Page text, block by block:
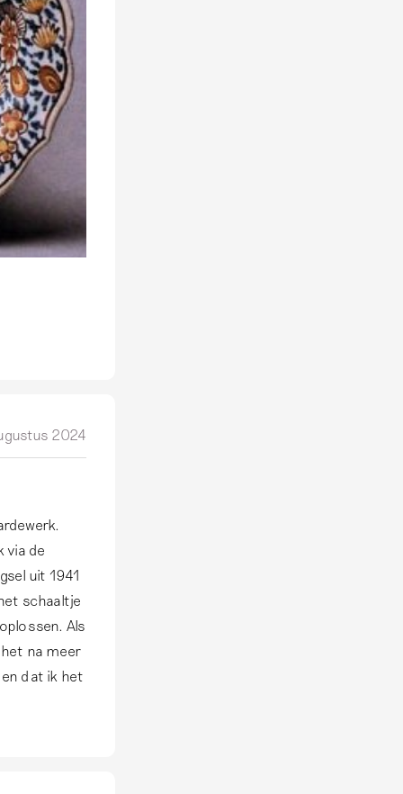
2024
via de
uit 1941
schaaltje
Als
na meer
dat ik het